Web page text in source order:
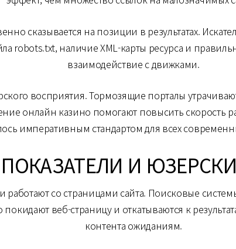
сказывается на позиции в результатах.
robots.txt, наличие XML-карты ресурса и
взаимодействие с движками.
восприятия. Тормозящие порталы
онлайн казино помогают повысить скорость
императивным стандартом для всех
И
со страницами сайта. Поисковые
веб-страницу и откатываются к
контента ожиданиям.